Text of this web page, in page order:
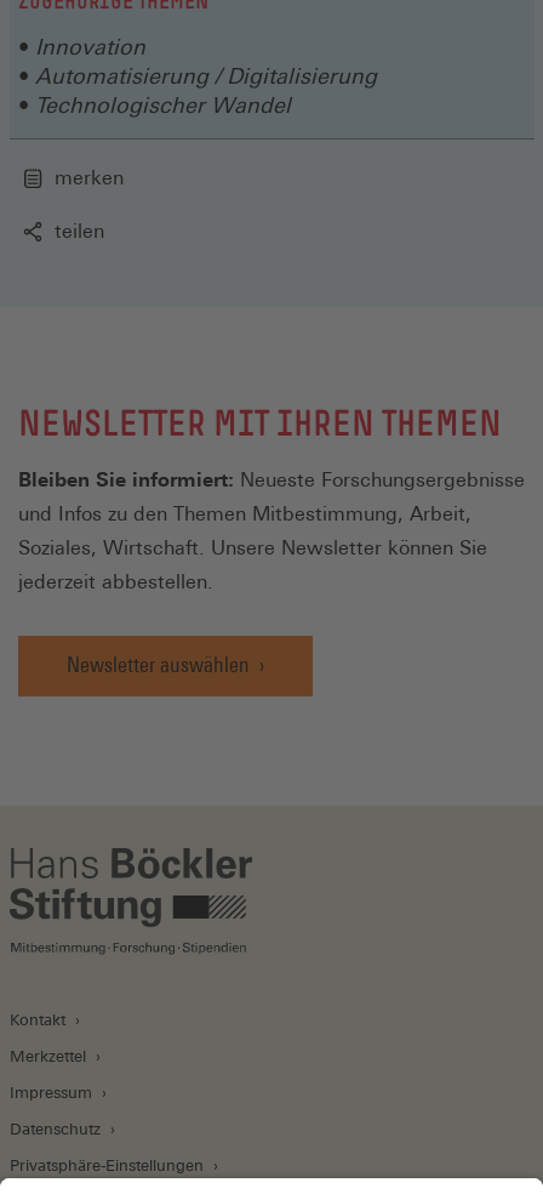
Innovation
Automatisierung / Digitalisierung
Technologischer Wandel
merken
teilen
NEWSLETTER MIT IHREN THEMEN
Bleiben Sie informiert: Neueste Forschungsergebnisse
und Infos zu den Themen Mitbestimmung, Arbeit,
Soziales, Wirtschaft. Unsere Newsletter können Sie
jederzeit abbestellen.
Newsletter auswählen
Kontakt
Merkzettel
Impressum
Datenschutz
Privatsphäre-Einstellungen